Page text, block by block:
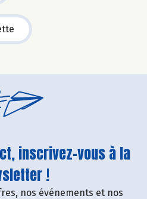
inscrivez-vous à la
!
nos événements et nos